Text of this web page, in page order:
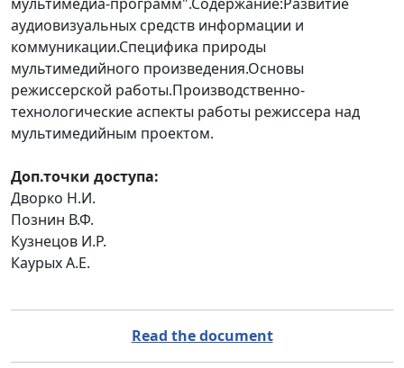
аудиовизуальных средств информации и
коммуникации.Специфика природы
мультимедийного произведения.Основы
режиссерской работы.Производственно-
технологические аспекты работы режиссера над
мультимедийным проектом.
Доп.точки доступа:
Дворко Н.И.
Познин В.Ф.
Кузнецов И.Р.
Каурых А.Е.
Read the document